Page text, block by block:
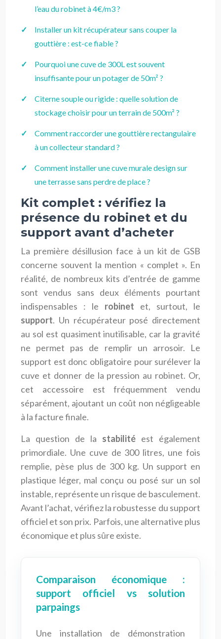
l’eau du robinet à 4€/m3 ?
Installer un kit récupérateur sans couper la
gouttière : est-ce fiable ?
Pourquoi une cuve de 300L est souvent
insuffisante pour un potager de 50m² ?
Citerne souple ou rigide : quelle solution de
stockage choisir pour un terrain de 500m² ?
Comment raccorder une gouttière rectangulaire
à un collecteur standard ?
Comment installer une cuve murale design sur
une terrasse sans perdre de place ?
Kit complet : vérifiez la
présence du robinet et du
support avant d’acheter
La première désillusion face à un kit de GSB
concerne souvent la mention « complet ». En
réalité, de nombreux kits d’entrée de gamme
sont vendus sans deux éléments pourtant
indispensables : le robinet et, surtout, le
support. Un récupérateur posé directement
au sol est quasiment inutilisable, car la gravité
ne permet pas de remplir un arrosoir. Le
support est donc obligatoire pour surélever la
cuve et donner de la pression au robinet. Or,
cet accessoire est fréquemment vendu
séparément, ajoutant un coût non négligeable
à la facture finale.
La question de la stabilité est également
primordiale. Une cuve de 300 litres, une fois
remplie, pèse plus de 300 kg. Un support en
plastique léger, mal conçu ou posé sur un sol
instable, représente un risque de basculement.
Avant l’achat, vérifiez la robustesse du support
officiel et son prix. Parfois, une alternative plus
économique et plus sûre existe.
Comparaison économique :
support officiel vs solution
parpaings
Une installation de démonstration